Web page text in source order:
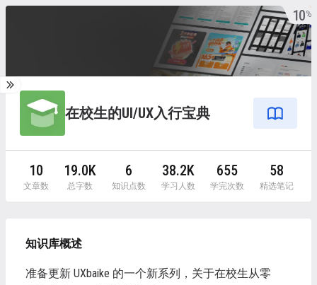
10%
在校生的UI/UX入行宝典
10
文章数
19.0K
总字数
6
知识点数
38.2K
学习人数
655
学完次数
58
精选笔记
知识库概述
准备更新 UXbaike 的一个新系列，关于在校生从零